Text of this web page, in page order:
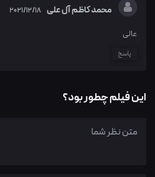
محمد کاظم آل علی 2021/12/18
عالی
پاسخ
این فیلم چطور بود؟